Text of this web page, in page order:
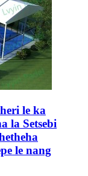
le ka
la Setsebi
le nang